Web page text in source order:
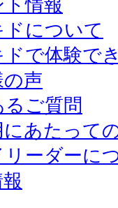
情報
ドについて
ドで体験で
の声
るご質問
にあたって
リーダーに